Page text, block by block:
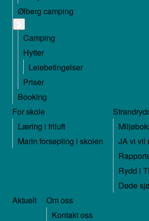
Ølberg camping
Camping
Hytter
Leiebetingelser
Priser
Booking
For skole
Læring i friluft
Marin forsøpling i skolen
JA vi vil
Rydd i
Døde
Aktuelt
Om oss
Kontakt oss